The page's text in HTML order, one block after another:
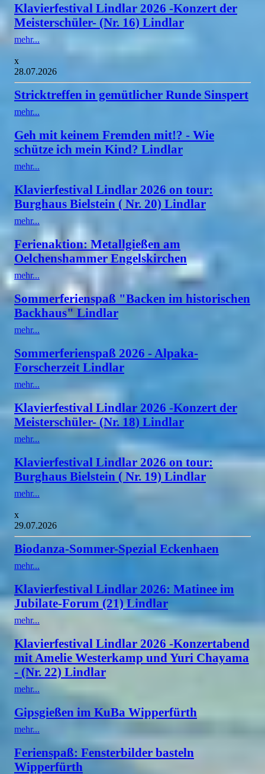
Klavierfestival Lindlar 2026 -Konzert der
Meisterschüler- (Nr. 16) Lindlar
mehr...
x
28.07.2026
Stricktreffen in gemütlicher Runde Sinspert
mehr...
Geh mit keinem Fremden mit!? - Wie
schütze ich mein Kind? Lindlar
mehr...
Klavierfestival Lindlar 2026 on tour:
Burghaus Bielstein ( Nr. 20) Lindlar
mehr...
Ferienaktion: Metallgießen am
Oelchenshammer Engelskirchen
mehr...
Sommerferienspaß "Backen im historischen
Backhaus" Lindlar
mehr...
Sommerferienspaß 2026 - Alpaka-
Forscherzeit Lindlar
mehr...
Klavierfestival Lindlar 2026 -Konzert der
Meisterschüler- (Nr. 18) Lindlar
mehr...
Klavierfestival Lindlar 2026 on tour:
Burghaus Bielstein ( Nr. 19) Lindlar
mehr...
x
29.07.2026
Biodanza-Sommer-Spezial Eckenhaen
mehr...
Klavierfestival Lindlar 2026: Matinee im
Jubilate-Forum (21) Lindlar
mehr...
Klavierfestival Lindlar 2026 -Konzertabend
mit Amelie Westerkamp und Yuri Chayama
- (Nr. 22) Lindlar
mehr...
Gipsgießen im KuBa Wipperfürth
mehr...
Ferienspaß: Fensterbilder basteln
Wipperfürth